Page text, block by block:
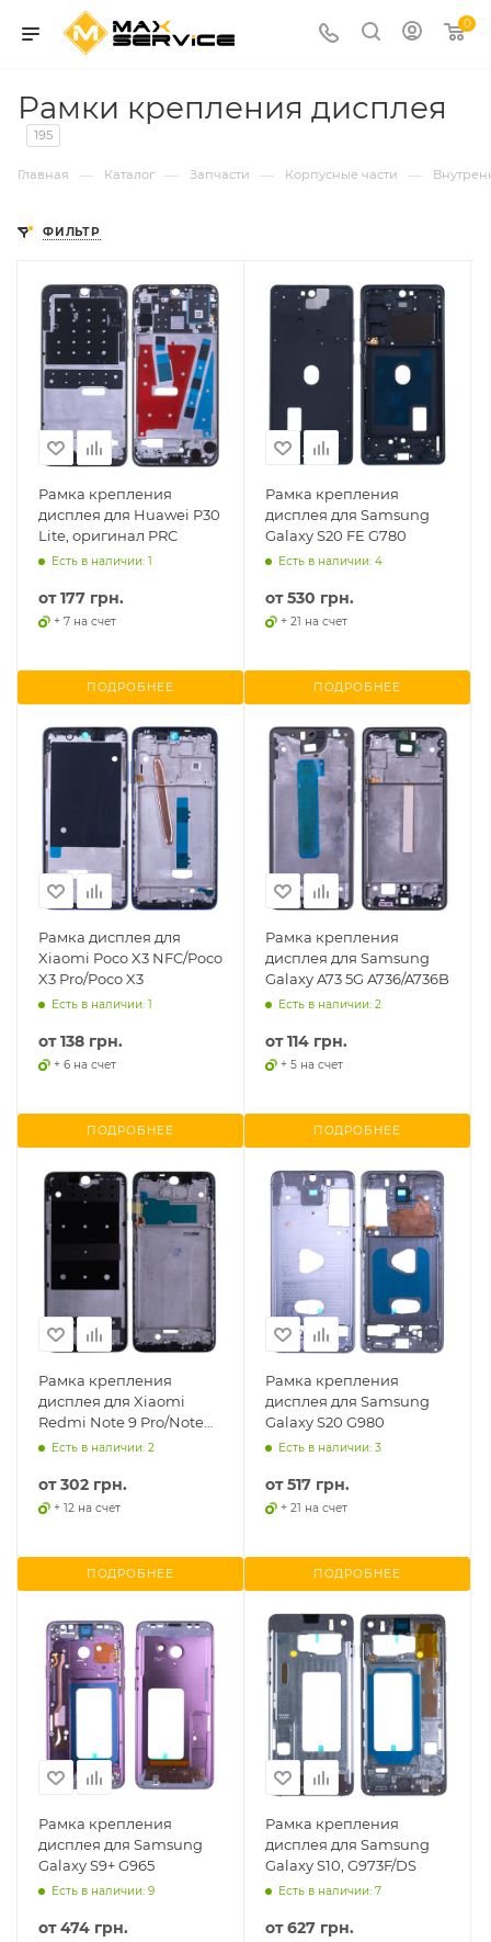
0
Рамки крепления дисплея
195
Главная — Каталог — Запчасти — Корпусные части —
ФИЛЬТР
Рамка крепления
дисплея для Huawei P30
Lite, оригинал PRC
Есть в наличии: 1
от177 грн.
+ 7 на счет
ПОДРОБНЕЕ
Рамка крепления
дисплея для Samsung
Galaxy S20 FE G780
Есть в наличии: 4
от530 грн.
+ 21 на счет
ПОДРОБНЕЕ
Рамка дисплея для
Xiaomi Poco X3 NFC/Poco
X3 Pro/Poco X3
Есть в наличии: 1
от138 грн.
+ 6 на счет
ПОДРОБНЕЕ
Рамка крепления
дисплея для Samsung
Galaxy A73 5G A736/A736B
Есть в наличии: 2
от114 грн.
+ 5 на счет
ПОДРОБНЕЕ
Рамка крепления
дисплея для Xiaomi
Redmi Note 9 Pro/Note
9SЕсть в наличии: 2
от302 грн.
+ 12 на счет
ПОДРОБНЕЕ
Рамка крепления
дисплея для Samsung
Galaxy S20 G980
Есть в наличии: 3
от517 грн.
+ 21 на счет
ПОДРОБНЕЕ
Рамка крепления
дисплея для Samsung
Galaxy S9+ G965
Есть в наличии: 9
от474 грн.
Рамка крепления
дисплея для Samsung
Galaxy S10, G973F/DS
Есть в наличии: 7
от627 грн.